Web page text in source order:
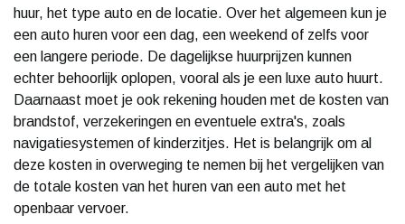
huur, het type auto en de locatie. Over het algemeen kun je
een auto huren voor een dag, een weekend of zelfs voor
een langere periode. De dagelijkse huurprijzen kunnen
echter behoorlijk oplopen, vooral als je een luxe auto huurt.
Daarnaast moet je ook rekening houden met de kosten van
brandstof, verzekeringen en eventuele extra's, zoals
navigatiesystemen of kinderzitjes. Het is belangrijk om al
deze kosten in overweging te nemen bij het vergelijken van
de totale kosten van het huren van een auto met het
openbaar vervoer.